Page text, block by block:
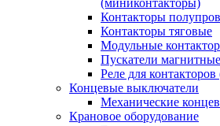
(миниконтакторы)
Контакторы
Контакторы тяговые
Модульные
Пускатели магнитные
Реле для
Концевые выключатели
Механические
Крановое оборудование